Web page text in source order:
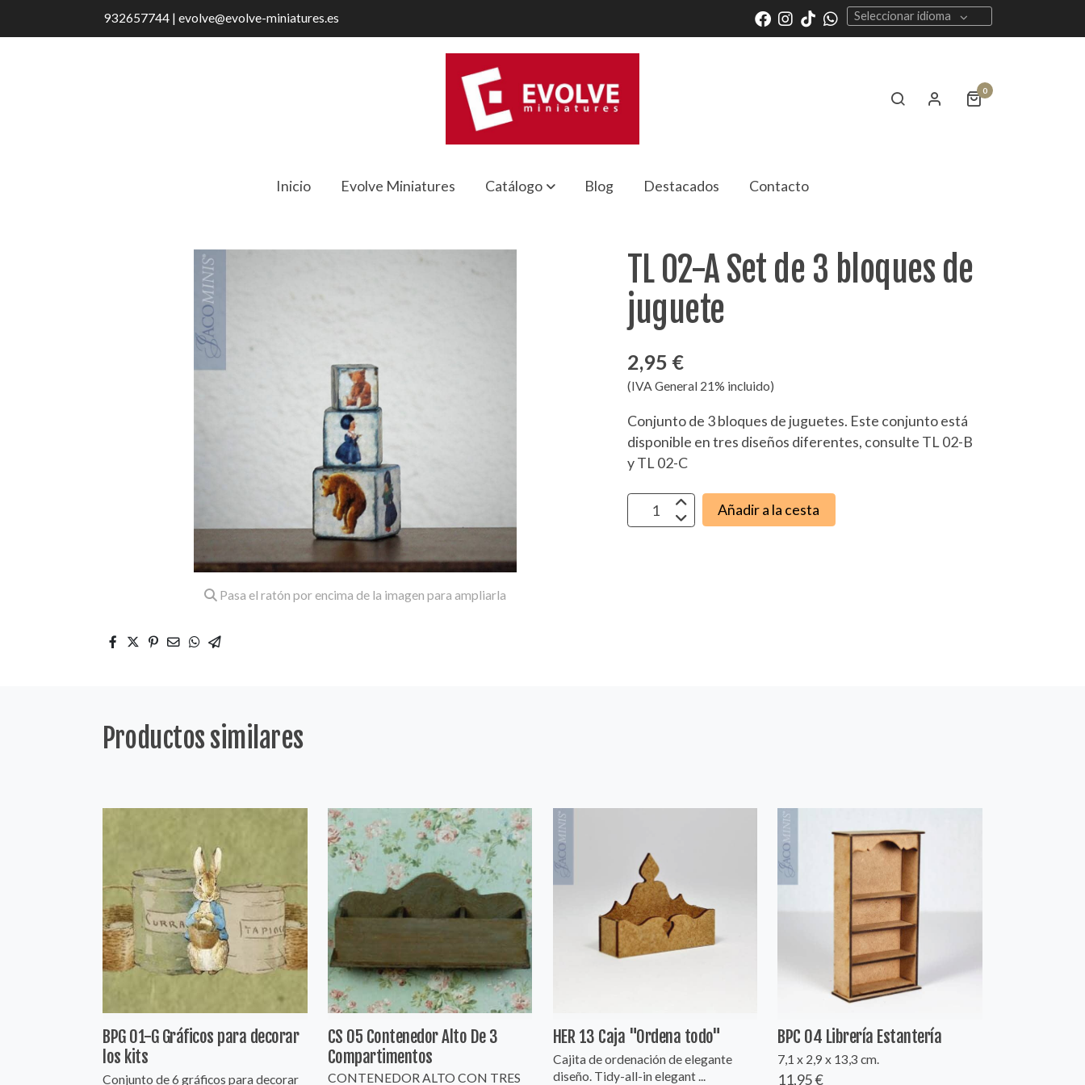
932657744 | evolve@evolve-miniatures.es Seleccionar idioma
0
Inicio Evolve Miniatures Catálogo Blog Destacados Contacto
Pasa el ratón por encima de la imagen para ampliarla
TL 02-A Set de 3 bloques de
juguete
2,95 €
(IVA General 21% incluido)
Conjunto de 3 bloques de juguetes. Este conjunto está
disponible en tres diseños diferentes, consulte TL 02-B
y TL 02-C
Añadir a la cesta
Productos similares
BPG 01-G Gráficos para decorar
los kits
Conjunto de 6 gráficos para decorar
CS 05 Contenedor Alto De 3
Compartimentos
CONTENEDOR ALTO CON TRES
HER 13 Caja "Ordena todo"
Cajita de ordenación de elegante
diseño. Tidy-all-in elegant ...
BPC 04 Librería Estantería
7,1 x 2,9 x 13,3 cm.
11,95 €